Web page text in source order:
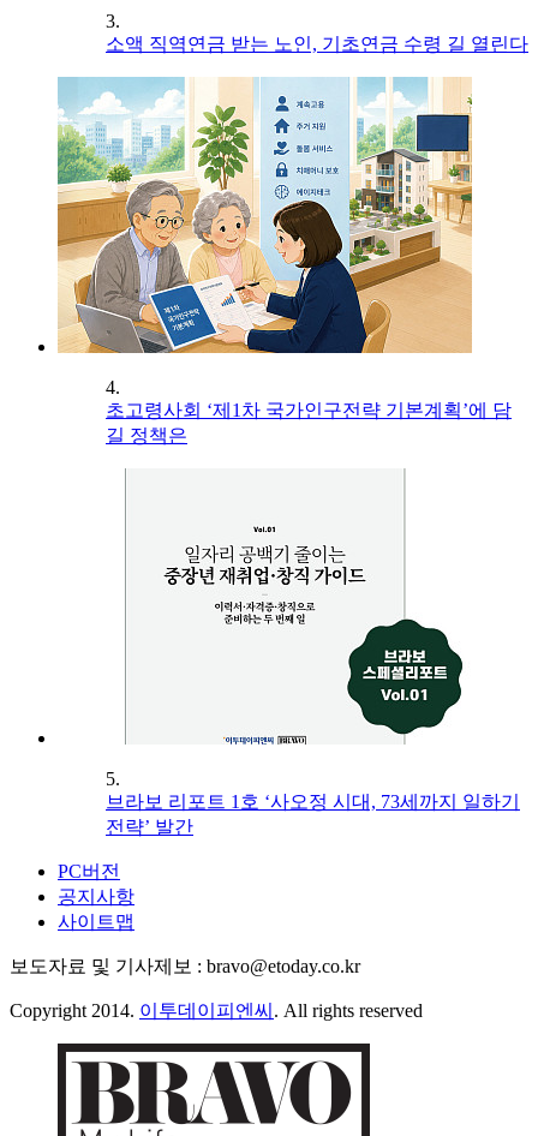
3.
소액 직역연금 받는 노인, 기초연금 수령 길 열린다
4.
초고령사회 ‘제1차 국가인구전략 기본계획’에 담
길 정책은
5.
브라보 리포트 1호 ‘사오정 시대, 73세까지 일하기
전략’ 발간
PC버전
공지사항
사이트맵
보도자료 및 기사제보 : bravo@etoday.co.kr
Copyright 2014. 이투데이피엔씨 . All rights reserved